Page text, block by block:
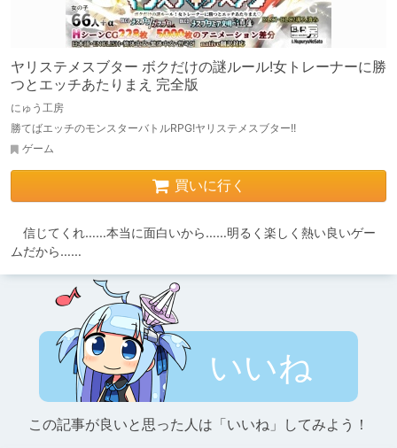
ヤリステメスブター ボクだけの謎ルール!女トレーナーに勝
つとエッチあたりまえ 完全版
にゅう工房
勝てばエッチのモンスターバトルRPG!ヤリステメスブター!!
ゲーム
買いに行く
信じてくれ……本当に面白いから……明るく楽しく熱い良いゲー
ムだから……
いいね
この記事が良いと思った人は「いいね」してみよう！